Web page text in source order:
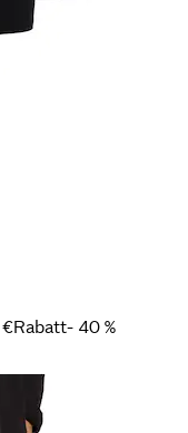
€Rabatt- 40 %